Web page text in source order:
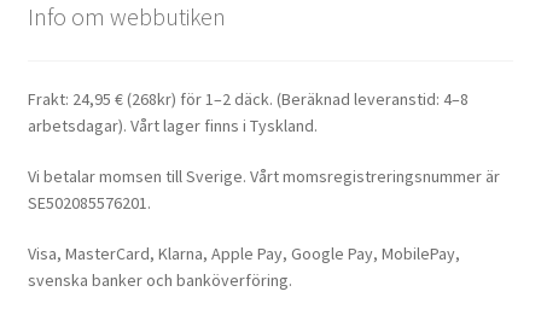
Info om webbutiken
Frakt: 24,95 € (268kr) för 1–2 däck. (Beräknad leveranstid: 4–8
arbetsdagar). Vårt lager finns i Tyskland.
Vi betalar momsen till Sverige. Vårt momsregistreringsnummer är
SE502085576201.
Visa, MasterCard, Klarna, Apple Pay, Google Pay, MobilePay,
svenska banker och banköverföring.